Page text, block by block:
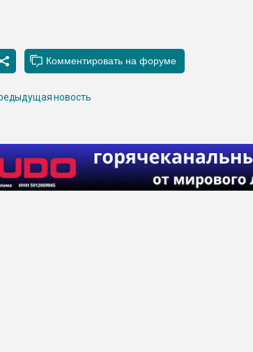
новость